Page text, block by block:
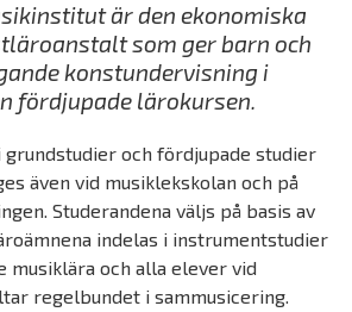
är den ekonomiska
som ger barn och
konstundervisning i
fördjupade lärokursen.
grundstudier och fördjupade studier
även vid musiklekskolan och på
Studerandena väljs på basis av
indelas i instrumentstudier
musiklära och alla elever vid
regelbundet i sammusicering.